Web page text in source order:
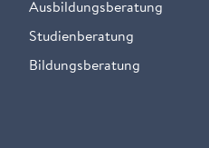
Ausbildungsberatung
Studienberatung
Bildungsberatung